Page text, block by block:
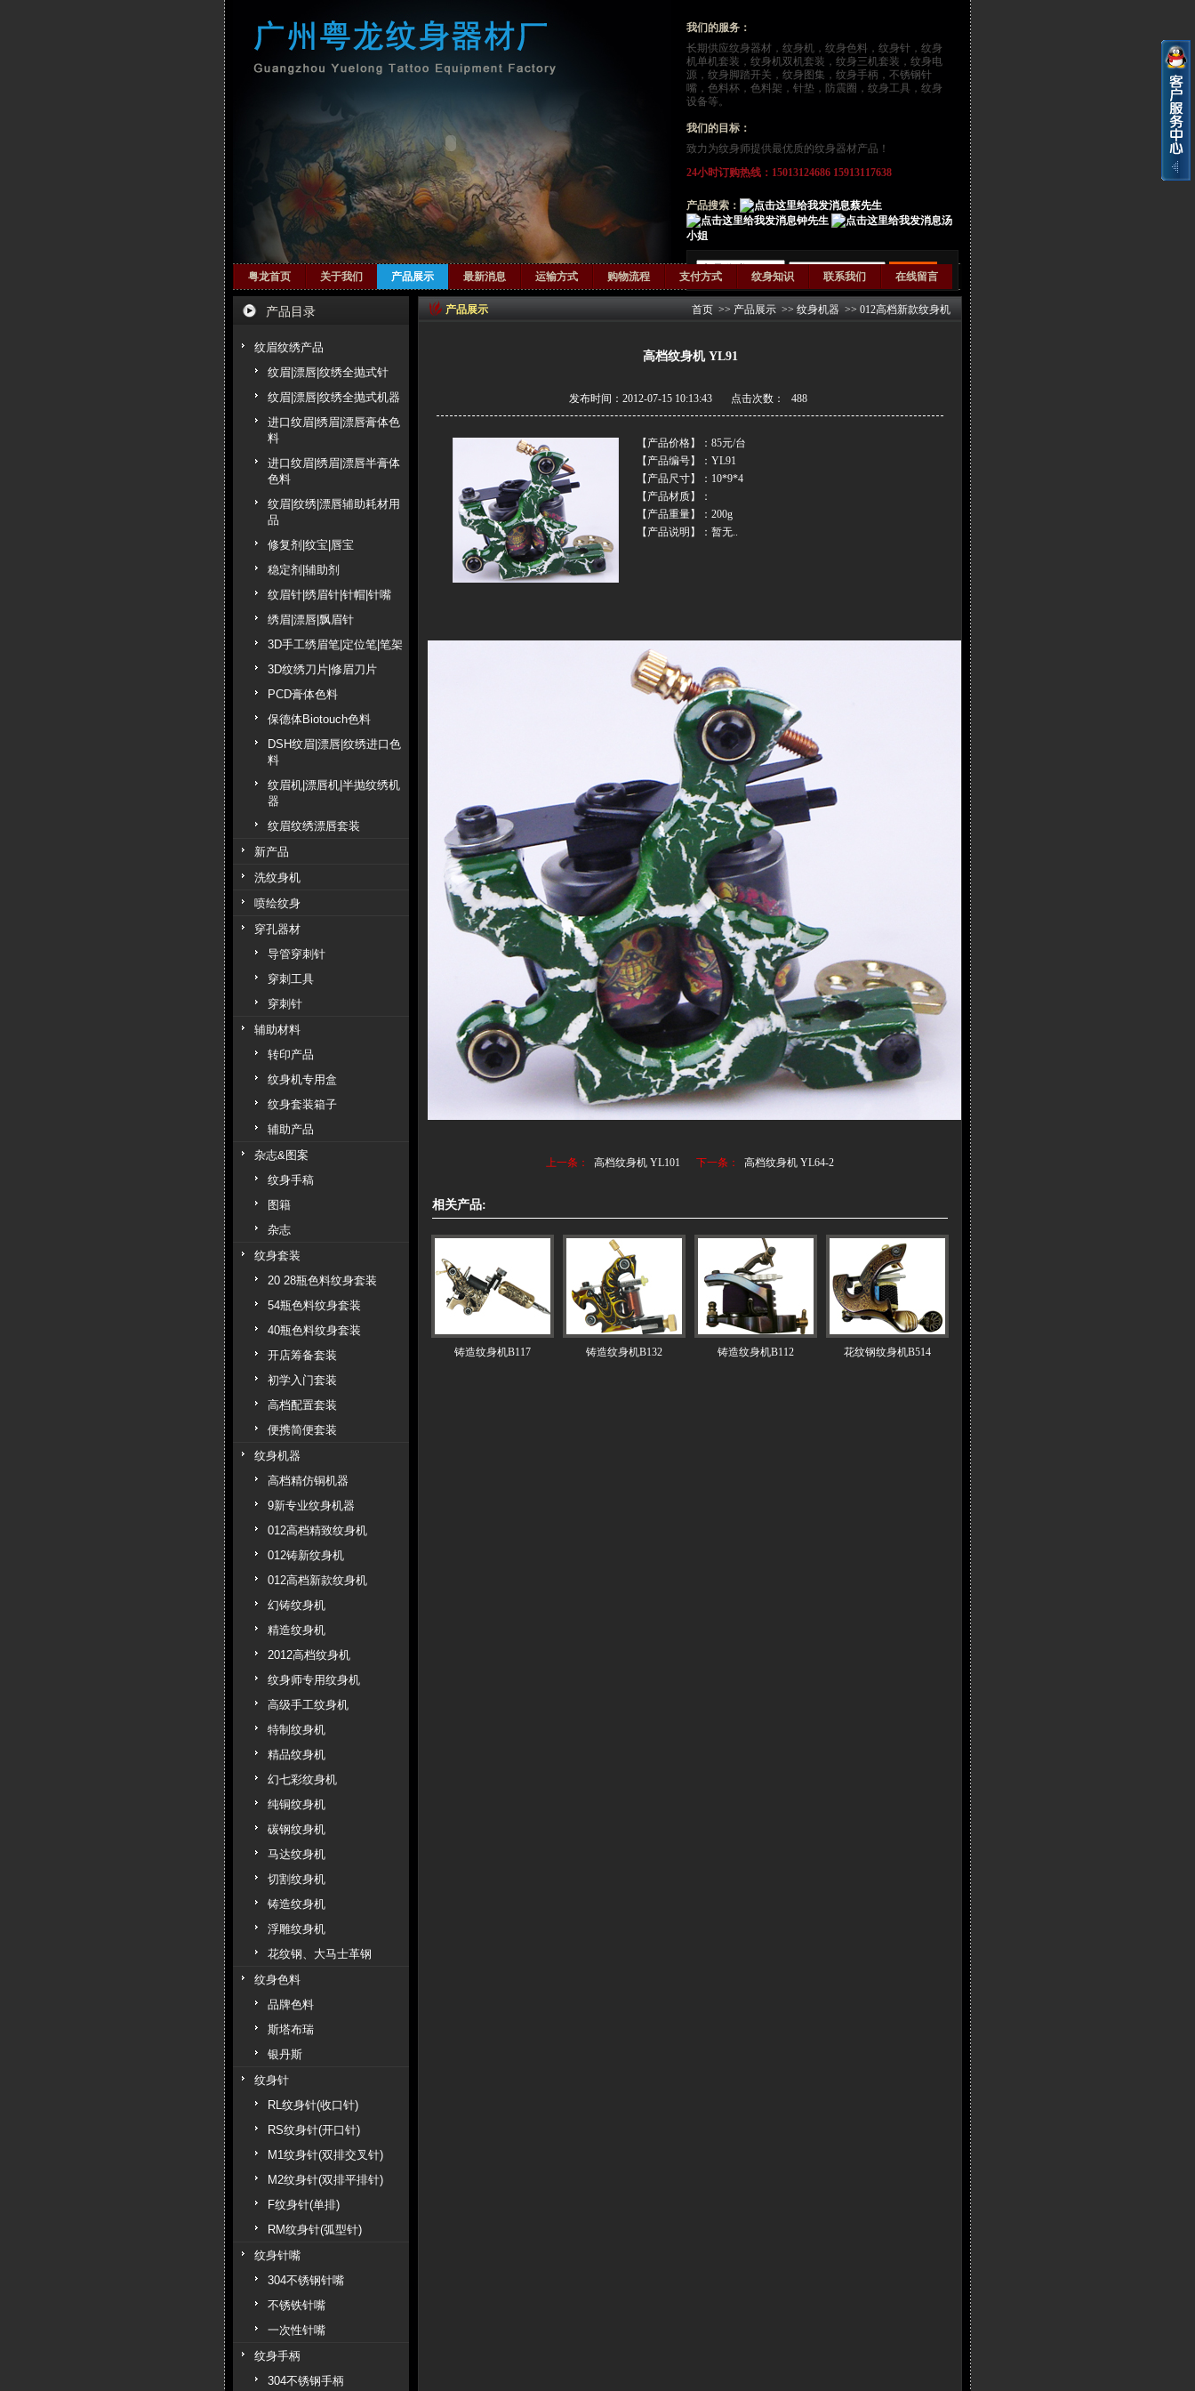
我们的服务：
长期供应纹身器材 ， 纹身机 ， 纹身色料 ， 纹身针 ，纹身
机单机套装，纹身机双机套装，纹身三机套装，纹身电
源，纹身脚踏开关，纹身图集，纹身手柄，不锈钢针
嘴，色料杯，色料架，针垫，防震圈，纹身工具，纹身
设备等。
我们的目标：
致力为纹身师提供最优质的纹身器材产品！
24小时订购热线：15013124686 15913117638
产品搜索：
蔡先生
钟先生
汤
小姐
粤龙首页 关于我们 产品展示 最新消息 运输方式 购物流程 支付方式 纹身知识 联系我们 在线留言
产品目录
纹眉纹绣产品
纹眉|漂唇|纹绣全抛式针
纹眉|漂唇|纹绣全抛式机器
进口纹眉|绣眉|漂唇膏体色
料
进口纹眉|绣眉|漂唇半膏体
色料
纹眉|纹绣|漂唇辅助耗材用
品
修复剂|纹宝|唇宝
稳定剂|辅助剂
纹眉针|绣眉针|针帽|针嘴
绣眉|漂唇|飘眉针
3D手工绣眉笔|定位笔|笔架
3D纹绣刀片|修眉刀片
PCD膏体色料
保德体Biotouch色料
DSH纹眉|漂唇|纹绣进口色
料
纹眉机|漂唇机|半抛纹绣机
器
纹眉纹绣漂唇套装
新产品
洗纹身机
喷绘纹身
穿孔器材
导管穿刺针
穿刺工具
穿刺针
辅助材料
转印产品
纹身机专用盒
纹身套装箱子
辅助产品
杂志&图案
纹身手稿
图籍
杂志
纹身套装
20 28瓶色料纹身套装
54瓶色料纹身套装
40瓶色料纹身套装
开店筹备套装
初学入门套装
高档配置套装
便携简便套装
纹身机器
高档精仿铜机器
9新专业纹身机器
012高档精致纹身机
012铸新纹身机
012高档新款纹身机
幻铸纹身机
精造纹身机
2012高档纹身机
纹身师专用纹身机
高级手工纹身机
特制纹身机
精品纹身机
幻七彩纹身机
纯铜纹身机
碳钢纹身机
马达纹身机
切割纹身机
铸造纹身机
浮雕纹身机
花纹钢、大马士革钢
纹身色料
品牌色料
斯塔布瑞
银丹斯
纹身针
RL纹身针(收口针)
RS纹身针(开口针)
M1纹身针(双排交叉针)
M2纹身针(双排平排针)
F纹身针(单排)
RM纹身针(弧型针)
纹身针嘴
304不锈钢针嘴
不锈铁针嘴
一次性针嘴
纹身手柄
304不锈钢手柄
产品展示 首页 >> 产品展示 >> 纹身机器 >> 012高档新款纹身机
高档纹身机 YL91
发布时间：2012-07-15 10:13:43 点击次数：
【产品价格】：85元/台
【产品编号】：YL91
【产品尺寸】：10*9*4
【产品材质】：
【产品重量】：200g
【产品说明】：暂无..
上一条： 高档纹身机 YL101 下一条： 高档纹身机 YL64-2
相关产品:
铸造纹身机B117 铸造纹身机B132 铸造纹身机B112 花纹钢纹身机B514